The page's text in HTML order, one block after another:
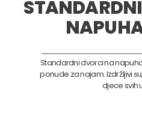
Standardni dvorci na
ponude za najam. Izdržljivi
djece svih